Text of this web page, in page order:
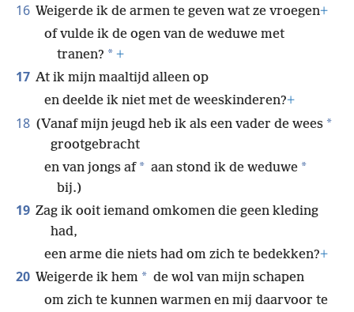
16 Weigerde ik de armen te geven wat ze vroegen+
of vulde ik de ogen van de weduwe met
tranen? * +
17 At ik mijn maaltijd alleen op
en deelde ik niet met de weeskinderen?+
18 (Vanaf mijn jeugd heb ik als een vader de wees *
grootgebracht
en van jongs af * aan stond ik de weduwe *
bij.)
19 Zag ik ooit iemand omkomen die geen kleding
had,
een arme die niets had om zich te bedekken?+
20 Weigerde ik hem * de wol van mijn schapen
om zich te kunnen warmen en mij daarvoor te